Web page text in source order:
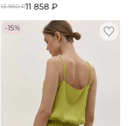
13 950 ₽11 858 ₽
-15%